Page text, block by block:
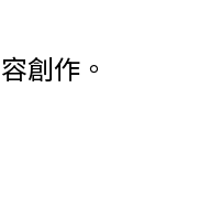
創作。